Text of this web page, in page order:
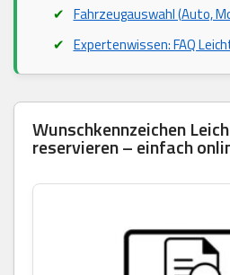
Fahrzeugauswahl (Auto,
Expertenwissen: FAQ
Wunschkennzeichen
reservieren – einfach